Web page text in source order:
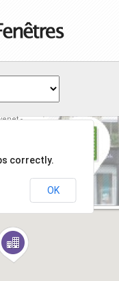
-
correctly.
OK